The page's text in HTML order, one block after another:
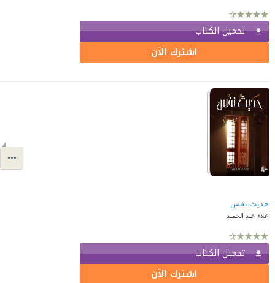
تحميل الكتاب
اشترك الآن
حديث نفس
علاء عبد الحميد
تحميل الكتاب
اشترك الآن